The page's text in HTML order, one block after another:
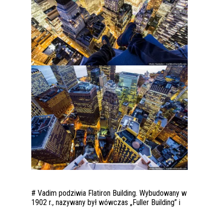
# Vadim podziwia Flatiron Building. Wybudowany w
1902 r., nazywany był wówczas „Fuller Building” i